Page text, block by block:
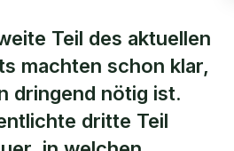
müssen jetzt
Teil des aktuellen
machten schon klar,
dringend nötig ist.
dritte Teil